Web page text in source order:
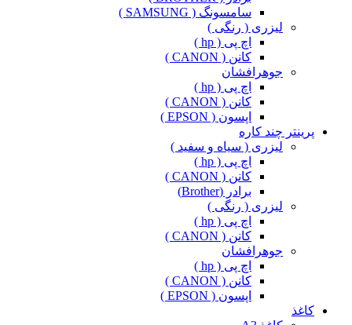
سامسونگ ( SAMSUNG )
لیزری ( رنگی )
اچ پی ( hp )
کانن ( CANON )
جوهرافشان
اچ پی ( hp )
کانن ( CANON )
اپسون ( EPSON )
پرینتر چند کاره
لیزری ( سیاه و سفید )
اچ پی ( hp )
کانن ( CANON )
برادر (Brother)
لیزری ( رنگی )
اچ پی ( hp )
کانن ( CANON )
جوهرافشان
اچ پی ( hp )
کانن ( CANON )
اپسون ( EPSON )
کاغذ